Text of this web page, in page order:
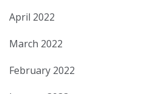
April 2022
March 2022
February 2022